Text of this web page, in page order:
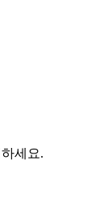
세요.